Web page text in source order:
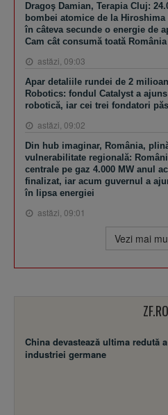
Dragoş Damian, Terapia Cluj:
bombei atomice de la
în câteva secunde o energie de
Cam cât consumă toată
astăzi, 09:03
Apar detaliile rundei de 2
Robotics: fondul Catalyst a
robotică, iar cei trei fondatori
astăzi, 09:02
Din hub imaginar, România,
vulnerabilitate regională:
centrale pe gaz 4.000 MW anul
finalizat, iar acum guvernul a
în lipsa energiei
astăzi, 09:01
Vezi mai
ZF.RO
China devastează ultima redută a
industriei germane